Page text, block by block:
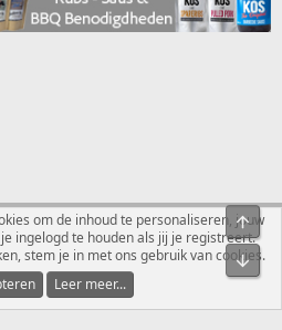
Privacybeleid Help
R
S
© 2010-2026 XenForo Ltd.
om de inhoud te personaliseren, jouw
ingelogd te houden als jij je registreert.
stem je in met ons gebruik van cookies.
Leer meer...